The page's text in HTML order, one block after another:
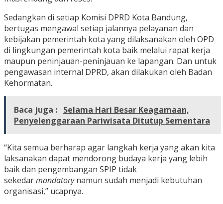
Sedangkan di setiap Komisi DPRD Kota Bandung,
bertugas mengawal setiap jalannya pelayanan dan
kebijakan pemerintah kota yang dilaksanakan oleh OPD
di lingkungan pemerintah kota baik melalui rapat kerja
maupun peninjauan-peninjauan ke lapangan. Dan untuk
pengawasan internal DPRD, akan dilakukan oleh Badan
Kehormatan.
Baca juga : Selama Hari Besar Keagamaan,
Penyelenggaraan Pariwisata Ditutup Sementara
“Kita semua berharap agar langkah kerja yang akan kita
laksanakan dapat mendorong budaya kerja yang lebih
baik dan pengembangan SPIP tidak
sekedarmandatorynamun sudah menjadi kebutuhan
organisasi,” ucapnya.